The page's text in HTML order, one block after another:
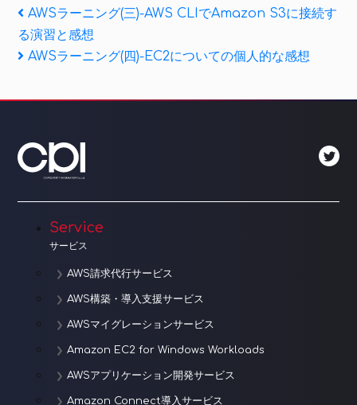
投
稿
ビ
ゲ
ー
シ
ョ
Previous
Post
AWSラーニング(三)-AWS CLIでAmazon S3に接続す
る演習と感想
Next
AWSラーニング(四)-EC2についての個人的な感想
Service
サービス
AWS請求代行サービス
AWS構築・導入支援サービス
AWSマイグレーションサービス
Amazon EC2 for Windows Workloads
AWSアプリケーション開発サービス
Amazon Connect導入サービス